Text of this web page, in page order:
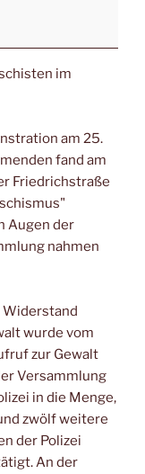
im
am 25.
fand am
Friedrichstraße
Augen der
nahmen
Widerstand
wurde vom
zur Gewalt
Versammlung
in die Menge,
zwölf weitere
der Polizei
An der